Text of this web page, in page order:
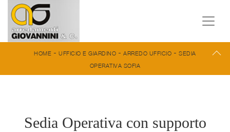
HOME -UFFICIO E GIARDINO -ARREDO UFFICIO -SEDIA
OPERATIVA SOFIA
Sedia Operativa con supporto